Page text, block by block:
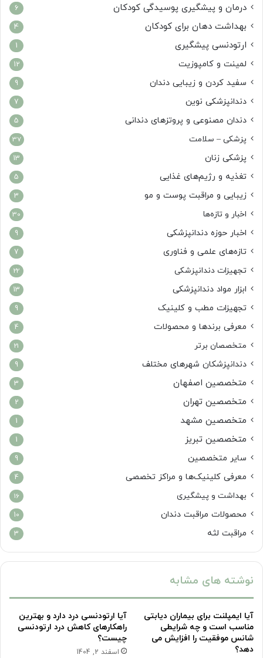
درمان و پیشگیری پوسیدگی کودکان 6
بهداشت دهان برای کودکان 4
ارتودنسی پیشگیری 1
لمینت و کامپوزیت 12
سفید کردن و زیبایی دندان 9
دندانپزشکی نوین 7
دندان مصنوعی و پروتزهای دندانی 5
پزشکی – سلامت 37
پزشکی زنان 13
تغذیه و رژیم‌های غذایی 5
زیبایی و مراقبت پوست و مو 3
اخبار و تازه‌ها 30
اخبار حوزه دندانپزشکی 9
تازه‌های علمی و فناوری 7
تجهیزات دندانپزشکی 22
ابزار مواد دندانپزشکی 13
تجهیزات مطب و کلینیک 9
معرفی برندها و محصولات 4
متخصصان برتر 21
دندانپزشکان شهرهای مختلف 9
متخصصین اصفهان 3
متخصصین تهران 2
متخصصین مشهد 1
متخصصین تبریز 1
سایر متخصصین 9
معرفی کلینیک‌ها و مراکز تخصصی 4
بهداشت و پیشگیری 16
محصولات مراقبت دندان 10
مراقبت لثه 3
نوشته های مشابه
آیا ایمپلنت برای بیماران دیابتی
مناسب است و چه شرایطی
شانس موفقیت را افزایش می
دهد؟
آیا ارتودنسی درد دارد و بهترین
راهکارهای کاهش درد ارتودنسی
چیست؟
اسفند 2, 1404